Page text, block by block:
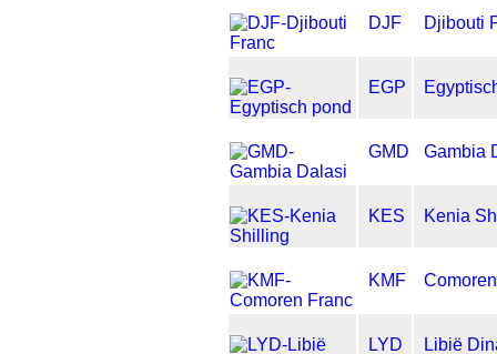
DJF Djibouti
EGP
GMD Gambia
KES Kenia
KMF
LYD Libië